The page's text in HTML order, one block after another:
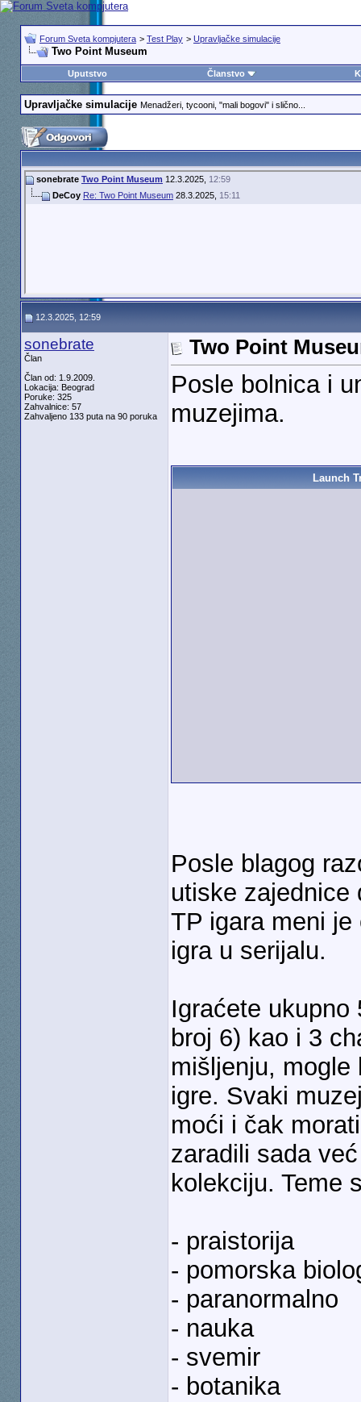
Forum Sveta kompjutera > Test Play > Upravljačke simulacije
Two Point Museum
Uputstvo Članstvo
Upravljačke simulacije Menadžeri, tycooni, "mali bogovi" i slično...
sonebrate Two Point Museum 12.3.2025, 12:59
DeCoy Re: Two Point Museum28.3.2025, 15:11
12.3.2025, 12:59
sonebrate
Član
Član od: 1.9.2009.
Lokacija: Beograd
Poruke: 325
Zahvalnice: 57
Zahvaljeno 133 puta na 90 poruka
Two Point
Posle bolnica i
muzejima.
Launch
Posle blagog
utiske zajednice
TP igara meni
igra u serijalu.
Igraćete ukupno
broj 6) kao i 3
mišljenju,
igre. Svaki
moći i čak
zaradili sada
kolekciju. Teme
- praistorija
- pomorska
- paranormalno
- nauka
- svemir
- botanika